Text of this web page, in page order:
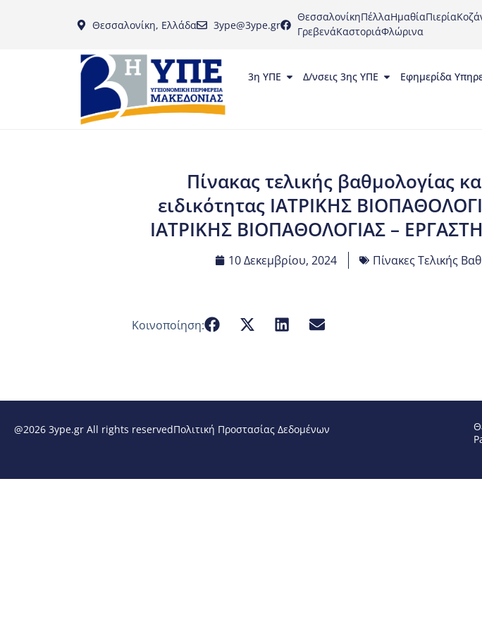
Θεσσαλονίκη, Ελλάδα 3ype@3ype.gr
ΘεσσαλονίκηΠέλλαΗμαθίαΠιερία
ΓρεβενάΚαστοριάΦλώρινα
3η ΥΠΕ Δ/νσεις 3ης ΥΠΕ Εφημερίδα
Πίνακας τελικής βαθμολογίας
ειδικότητας ΙΑΤΡΙΚΗΣ
ΙΑΤΡΙΚΗΣ ΒΙΟΠΑΘΟΛΟΓΙΑΣ –
10 Δεκεμβρίου, 2024 Πίνακες Τελικής
Κοινοποίηση:
@2026 3ype.gr All rights reservedΠολιτική Προστασίας Δεδομένων